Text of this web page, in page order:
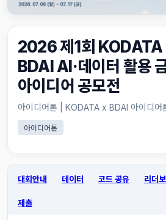
2026 제1회
BDAI AI·데이터 활용
아이디어 공모전
아이디어톤 | KODATA x BDAI 아이디어
아이디어톤
대회안내 데이터 코드 공유 리더
제출